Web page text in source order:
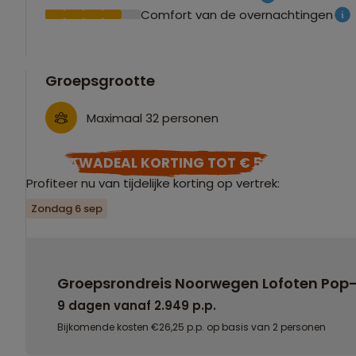
Comfort van de overnachtingen
Groepsgrootte
Maximaal 32 personen
SAWADEAL KORTING TOT € 50
Profiteer nu van tijdelijke korting op vertrek:
Zondag 6 sep
Groepsrondreis Noorwegen Lofoten
9 dagen vanaf 2.949 p.p.
Bijkomende kosten €26,25 p.p. op basis van 2 personen